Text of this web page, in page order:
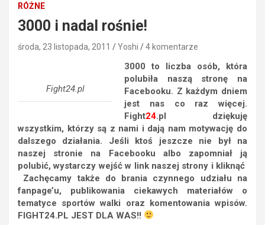
RÓŻNE
3000 i nadal rośnie!
środa, 23 listopada, 2011 Yoshi 4 komentarze
Fight24.pl
3000 to liczba osób, która
polubiła naszą stronę na
Facebooku. Z każdym dniem
jest nas co raz więcej.
Fight24.pl dziękuję
wszystkim, którzy są z nami i dają nam motywację do
dalszego działania. Jeśli ktoś jeszcze nie był na
naszej stronie na Facebooku albo zapomniał ją
polubić, wystarczy wejść w link naszej strony i kliknąć
Zachęcamy także do brania czynnego udziału na
fanpage’u, publikowania ciekawych materiałów o
tematyce sportów walki oraz komentowania wpisów.
FIGHT24.PL JEST DLA WAS!!